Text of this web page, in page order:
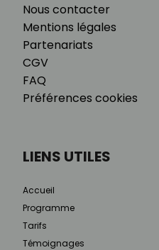
Nous contacter
Mentions légales
Partenariats
CGV
FAQ
Préférences cookies
LIENS UTILES
Accueil
Programme
Tarifs
Témoignages